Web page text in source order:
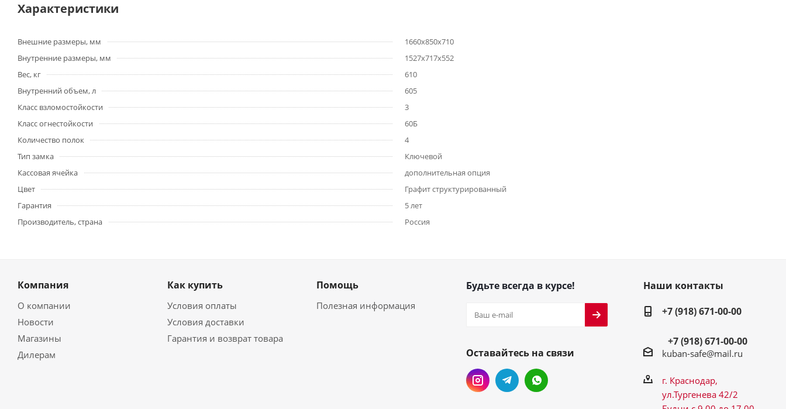
Характеристики
Внешние размеры, мм
1660х850х710
Внутренние размеры, мм
1527х717х552
Вес, кг
610
Внутренний объем, л
605
Класс взломостойкости
3
Класс огнестойкости
60Б
Количество полок
4
Тип замка
Ключевой
Кассовая ячейка
дополнительная опция
Цвет
Графит структурированный
Гарантия
5 лет
Производитель, страна
Россия
Компания
О компании
Новости
Магазины
Дилерам
Как купить
Условия оплаты
Условия доставки
Гарантия и возврат товара
Помощь
Полезная информация
Будьте всегда в курсе!
Оставайтесь на связи
Наши контакты
+7 (918) 671-00-00
+7 (918) 671-00-00
kuban-safe@mail.ru
г. Краснодар,
ул.Тургенева 42/2